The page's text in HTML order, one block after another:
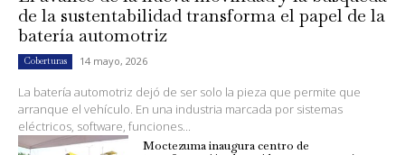
de la sustentabilidad transforma el papel de la
batería automotriz
Coberturas 14 mayo, 2026
La batería automotriz dejó de ser solo la pieza que permite que
arranque el vehículo. En una industria marcada por sistemas
eléctricos, software, funciones...
Moctezuma inaugura centro de